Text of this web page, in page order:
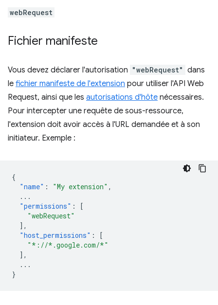
webRequest
Fichier manifeste
Vous devez déclarer l'autorisation "webRequest" dans
le fichier manifeste de l'extension pour utiliser l'API Web
Request, ainsi que les autorisations d'hôte nécessaires.
Pour intercepter une requête de sous-ressource,
l'extension doit avoir accès à l'URL demandée et à son
initiateur. Exemple :
{
"name" : "My extension" ,
...
"permissions" :
[
"webRequest"
],
"host_permissions" :
[
"*://*.google.com/*"
],
...
}